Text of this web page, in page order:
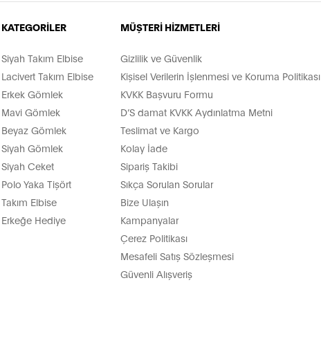
KATEGORİLER
Siyah Takım Elbise
Lacivert Takım Elbise
Erkek Gömlek
Mavi Gömlek
Beyaz Gömlek
Siyah Gömlek
Siyah Ceket
Polo Yaka Tişört
Takım Elbise
Erkeğe Hediye
MÜŞTERİ HİZMETLERİ
Gizlilik ve Güvenlik
Kişisel Verilerin İşlenmesi ve Koruma Politikası
KVKK Başvuru Formu
D’S damat KVKK Aydınlatma Metni
Teslimat ve Kargo
Kolay İade
Sipariş Takibi
Sıkça Sorulan Sorular
Bize Ulaşın
Kampanyalar
Çerez Politikası
Mesafeli Satış Sözleşmesi
Güvenli Alışveriş